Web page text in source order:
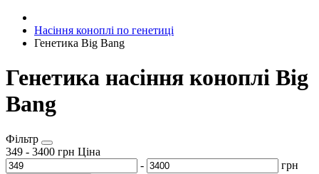
Насіння коноплі по генетиці
Генетика Big Bang
Генетика насіння коноплі Big
Bang
Фільтр
349 - 3400 грн Ціна
-
грн